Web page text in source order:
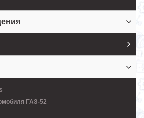
ГАЗ-52